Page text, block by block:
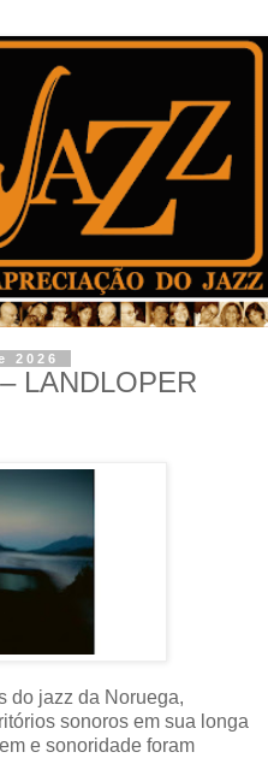
2026
LANDLOPER
do jazz da Noruega,
sonoros em sua longa
e sonoridade foram